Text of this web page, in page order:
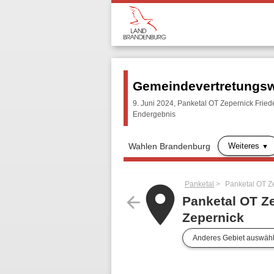
9. Juni 2024, Panketal OT Zepernick
Endergebnis
Wahlen Brandenburg Weiteres
arrow_backplacePanketal Panketal OT
Panketal OT
Zepernick
Anderes Gebiet